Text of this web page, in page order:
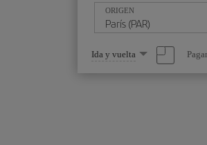
ORIGEN
Seleccione
una
opción
Ida y vuelta